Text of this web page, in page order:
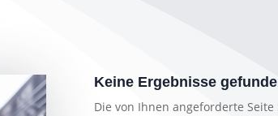
Keine Ergebnisse
Die von Ihnen angeforderte